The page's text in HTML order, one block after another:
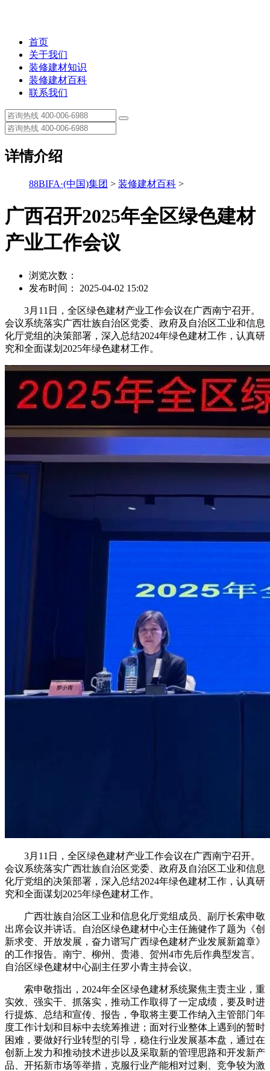
首页
关于我们
装修建材知识
装修建材百科
联系我们
详情介绍
88BIFA·(中国)集团 > 装修建材百科 >
广西召开2025年全区绿色建材
产业工作会议
浏览次数：
发布时间： 2025-04-02 15:02
3月11日，全区绿色建材产业工作会议在广西南宁召开。
会议系统落实广西壮族自治区党委、政府及自治区工业和信息
化厅党组的决策部署，深入总结2024年绿色建材工作，认真研
究和全面谋划2025年绿色建材工作。
3月11日，全区绿色建材产业工作会议在广西南宁召开。
会议系统落实广西壮族自治区党委、政府及自治区工业和信息
化厅党组的决策部署，深入总结2024年绿色建材工作，认真研
究和全面谋划2025年绿色建材工作。
广西壮族自治区工业和信息化厅党组成员、副厅长索申敬
出席会议并讲话。自治区绿色建材中心主任施健作了题为《创
新求变、开放发展，奋力谱写广西绿色建材产业发展新篇章》
的工作报告。南宁、柳州、贵港、贺州4市先后作典型发言。
自治区绿色建材中心副主任罗小青主持会议。
索申敬指出，2024年全区绿色建材系统聚焦主责主业，重
实效、强实干、抓落实，推动工作取得了一定成绩，要及时进
行提炼、总结和宣传、报告，争取将主要工作纳入主管部门年
度工作计划和目标中去统筹推进；面对行业整体上遇到的暂时
困难，要做好行业转型的引导，稳住行业发展基本盘，通过在
创新上发力和推动技术进步以及采取新的管理思路和开发新产
品、开拓新市场等举措，克服行业产能相对过剩、竞争较为激